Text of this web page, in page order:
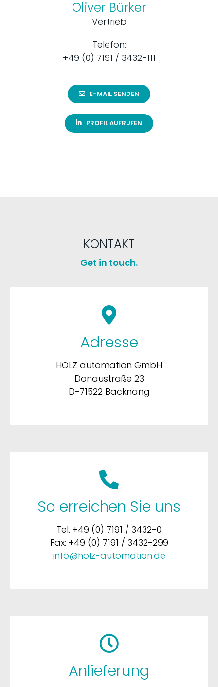
Oliver Bürker
Vertrieb
Telefon:
+49 (0) 7191 / 3432-111
E-MAIL SENDEN
PROFIL AUFRUFEN
KONTAKT
Get in touch.
Adresse
HOLZ automation GmbH
Donaustraße 23
D-71522 Backnang
So erreichen Sie uns
Tel. +49 (0) 7191 / 3432-0
Fax: +49 (0) 7191 / 3432-299
info@holz-automation.de
Anlieferung